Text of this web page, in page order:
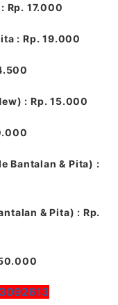
Rp. 17.000
: Rp. 19.000
: Rp. 15.000
Bantalan & Pita) :
& Pita) : Rp.